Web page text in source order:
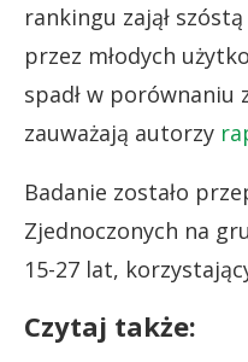
rankingu zajął
przez młodych
spadł w
zauważają autorzy
Badanie zostało
Zjednoczonych na
15-27 lat,
Czytaj także: